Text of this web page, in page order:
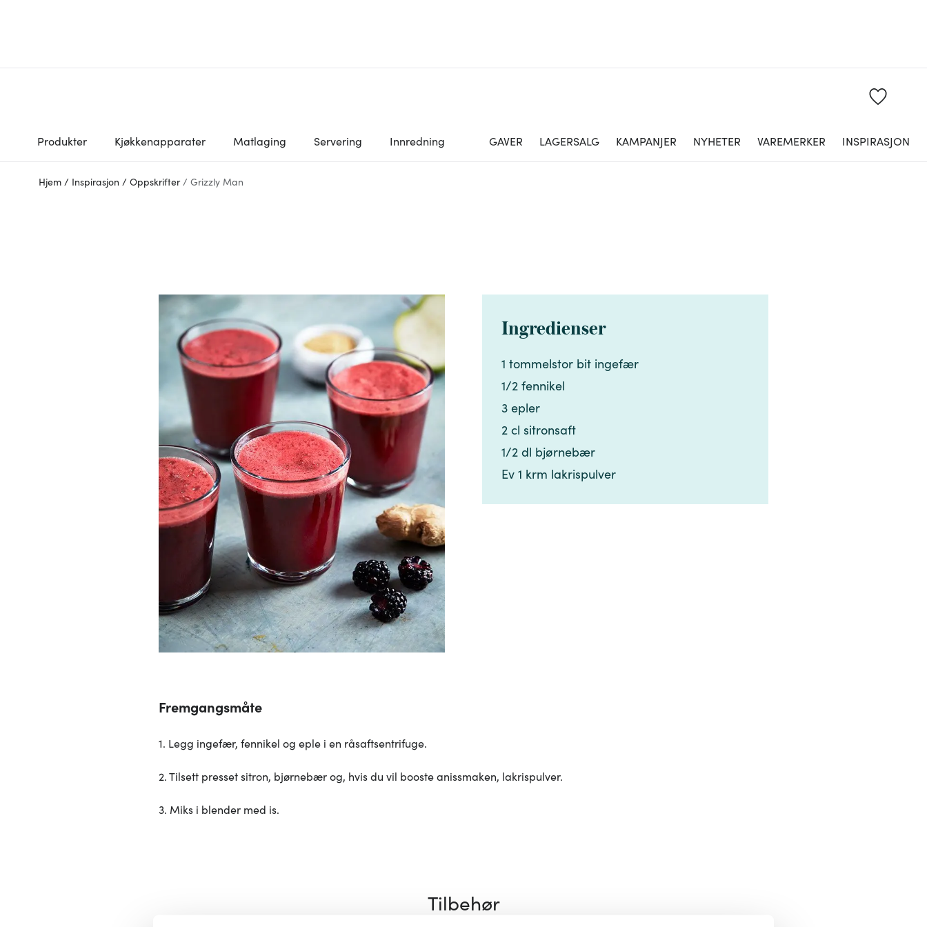
Produkter Kjøkkenapparater Matlaging Servering Innredning GAVER LAGERSALG KAMPANJER NYHETER VAREMERKER INSPIRASJON
Hjem / Inspirasjon / Oppskrifter / Grizzly Man
Ingredienser
1 tommelstor bit ingefær​​​​‌ ‍ ​‍​‍‌‍ ‌ ​‍‌‍‍‌‌‍‌ ‌‍‍‌‌‍ ‍​‍​‍​ ‍‍​‍​‍‌ ​ ‌‍​‌‌‍ ‍‌‍‍‌‌ ‌​‌ ‍‌​‍ ‍‌‍‍‌‌‍ ​‍​‍​‍ ​​‍​‍‌‍‍​‌ ​‍‌‍‌‌‌‍‌‍​‍​‍​ ‍‍​‍​‍‌‍‍​‌ ‌​‌ ‌​‌ ​​‌ ​ ​ ‍‍​‍ ​‍ ‌‍​ ‌‍ ‌‌ ​ ​‍ ‍‌‍​ ‌‍‌‌‌ ​‍‌ ‌‍‌‍‌‌‌ ​‍‌‍​‌​‍ ‍‌ ​ ‌‍‌‌​‍ ‌ ​​‌ ​‍‌‍ ‌‍‌​‌ ‌‌‌‍​ ‌ ‌​‌‍‍‌‌‍ ‌‍ ‍​‍ ‌‍‍‌‌‍ ‍‌ ‌​‌‍‌‌‌‍ ‍‌ ‌​​‍ ‌‍‌‌‌‍‌​‌‍‍‌‌ ‌​​‍ ‌‍ ‌‌‍ ‌‍‌​‌‍‌‌​ ‌‌ ​​‌ ​‍‌‍‌‌‌ ​ ‌‍‌‌‌‍ ‍‌ ‌​‌‍​‌‌ ‌​‌‍‍‌‌‍ ‌‍ ‍​ ‍ ‌‍‍‌‌‍‌​​ ‌‌‍‍‌​ ​‌​ ‍​‌‍ ‍​‍ ‍​ ‌​​ ​‌‌‍​ ‌‍​ ‌‍‌‌‌‍‌​‌‍‌​‌‍​‌​‍ ‌​ ‍​​ ​‌‌‍​‍‌‍​‍​‍ ‌​ ‌​‌‍​ ​ ‍‌‌‍‌‌​‍ ‌‌‍​‍‌‍‌‍​ ​ ​ ‍​​‍ ‌​ ​‌‌‍​‌​ ‌‍​ ​‌‌‍‌​​ ‌‍‌‍‌​​ ​‍​ ‌‍‌‍‌‍​ ​ ‌‍​‌​‍ ‍‌‍ ‍‌‍ ​ ‍ ‌ ‌​‌ ‍‌‌ ​​‌‍‌‌​ ‌‌ ​​‌‍​‌‌‍‌ ‌‍‌‌​ ‍ ‌ ​​‌‍​‌‌ ‌​‌‍‍​​ ‌‌‍​‍‌‍ ​‌‍ ‌‍​ ‌‍‍ ‌ ​ ​‍‌‌​ ‌‌‌​​‍‌‌ ‌‍‍ ‌‍‌‌‌ ‍‌​‍‌‌​ ​ ‌​‌​​‍‌‌​ ​ ‌​‌​​‍‌‌​ ​‍​ ​‍‌‍​‌‌‍‌‌​ ​‍​ ‌​​ ‌‌​ ‍‌​ ​​‌‍​ ​‍ ‌‌‍‌​​ ​‌​ ‍​​ ​‍​‍ ‌​ ‌​​ ‍​​ ​ ​ ‍​​‍ ‌​ ‍​​ ‌‌​ ‌‌​ ​‌​‍ ‌​ ​ ​ ​‌​ ‍​​ ‍​​ ‍​​ ​ ‌‍​ ​ ‌‍​ ​ ​ ‌‍‌‍​ ‌‍‌​​‍‌‌​ ​‍​ ​‍​‍‌‌​ ‌‌‌​‌​​‍ ‍‌‍​ ‌‍ ‌‍ ​‌ ‌‌‌‍ ‌‌‍ ‍‌ ​ ​‍‌‌​ ‌‌‌​​‍‌‌ ‌‍‍ ‌‍‌‌‌ ‍‌​‍‌‌​ ​ ‌​‌​​‍‌‌​ ​ ‌​‌​​‍‌‌​ ​‍​ ​‍‌‍‌‍​ ​​‌‍‌‍​ ​ ‌‍‌‌​ ​‌​ ‌‌​ ‌‌​ ‍‌​ ​‍​ ‌‍‌‍‌‌​‍‌‌​ ​‍​ ​‍​‍‌‌​ ‌‌‌​‌​​‍ ‍‌‍‍‌‌ ‌​‌‍‌‌‌‍ ‌‌ ​ ​‍‌‌​ ‌‌‌​​‍​ ​​​‍‌‌​ ‌‌‌​‌​​ ‌‍​‍‌‍​‌‌ ​ ‌‍‌‌‌‌‌‌‌ ​‍‌‍ ​​ ‌‌‍‍​‌ ‌​‌ ‌​‌ ​​‌ ​ ​‍‌‌​ ​ ‌​​‌​‍‌‌​ ​‍‌​‌‍​‍‌‌​ ​‍‌​‌‍‌‍​ ‌‍ ‌‌ ​ ​‍ ‍‌‍​ ‌‍‌‌‌ ​‍‌ ‌‍‌‍‌‌‌ ​‍‌‍​‌​‍ ‍‌ ​ ‌‍‌‌​‍‌‍‌‍‍‌‌‍‌​​ ‌‌‍‍‌​ ​‌​ ‍​‌‍ ‍​‍ ‍​ ‌​​ ​‌‌‍​ ‌‍​ ‌‍‌‌‌‍‌​‌‍‌​‌‍​‌​‍ ‌​ ‍​​ ​‌‌‍​‍‌‍​‍​‍ ‌​ ‌​‌‍​ ​ ‍‌‌‍‌‌​‍ ‌‌‍​‍‌‍‌‍​ ​ ​ ‍​​‍ ‌​ ​‌‌‍​‌​ ‌‍​ ​‌‌‍‌​​ ‌‍‌‍‌​​ ​‍​ ‌‍‌‍‌‍​ ​ ‌‍​‌​‍ ‍‌‍ ‍‌‍ ​‍‌‍‌ ‌​‌ ‍‌‌ ​​‌‍‌‌​ ‌‌ ​​‌‍​‌‌‍‌ ‌‍‌‌​‍‌‍‌ ​​‌‍​‌‌ ‌​‌‍‍​​ ‌‌‍​‍‌‍ ​‌‍ ‌‍​ ‌‍‍ ‌ ​ ​‍‌‌​ ‌‌‌​​‍‌‌ ‌‍‍ ‌‍‌‌‌ ‍‌​‍‌‌​ ​ ‌​‌​​‍‌‌​ ​ ‌​‌​​‍‌‌​ ​‍​ ​‍‌‍​‌‌‍‌‌​ ​‍​ ‌​​ ‌‌​ ‍‌​ ​​‌‍​ ​‍ ‌‌‍‌​​ ​‌​ ‍​​ ​‍​‍ ‌​ ‌​​ ‍​​ ​ ​ ‍​​‍ ‌​ ‍​​ ‌‌​ ‌‌​ ​‌​‍ ‌​ ​ ​ ​‌​ ‍​​ ‍​​ ‍​​ ​ ‌‍​ ​ ‌‍​ ​ ​ ‌‍‌‍​ ‌‍‌​​‍‌‌​ ​‍​ ​‍​‍‌‌​ ‌‌‌​‌​​‍ ‍‌‍​ ‌‍ ‌‍ ​‌ ‌‌‌‍ ‌‌‍ ‍‌ ​ ​‍‌‌​ ‌‌‌​​‍‌‌ ‌‍‍ ‌‍‌‌‌ ‍‌​‍‌‌​ ​ ‌​‌​​‍‌‌​ ​ ‌​‌​​‍‌‌​ ​‍​ ​‍‌‍‌‍​ ​​‌‍‌‍​ ​ ‌‍‌‌​ ​‌​ ‌‌​ ‌‌​ ‍‌​ ​‍​ ‌‍‌‍‌‌​‍‌‌​ ​‍​ ​‍​‍‌‌​ ‌‌‌​‌​​‍ ‍‌‍‍‌‌ ‌​‌‍‌‌‌‍ ‌‌ ​ ​‍‌‌​ ‌‌‌​​‍​ ​​​‍‌‌​ ‌‌‌​‌​​‍‌‍‌ ‌ ‌‍ ‌ ​‍‌‍‍ ‌ ​ ‌ ​​‌‍​‌‌‍​ ‌‍‌‌​ ‌‌ ​​‌ ​‍‌‍ ‌‍‌​‌ ‌‌‌‍​ ‌ ‌​‌‍‍‌‌‍ ‌‍ ‍​‍‌‍‌ ​​‌‍‌‌‌ ​‍‌ ​ ‌ ​​‌‍‌‌‌‍​ ‌ ‌​‌‍‍‌‌ ‌‍‌‍‌‌​ ‌‌ ​​‌ ‌‌‌‍​‍‌‍ ​‌‍‍‌‌ ​ ‌‍‍​‌‍‌‌‌‍‌​​‍​‍‌ ‌
1/2 fennikel​​​​‌ ‍ ​‍​‍‌‍ ‌ ​‍‌‍‍‌‌‍‌ ‌‍‍‌‌‍ ‍​‍​‍​ ‍‍​‍​‍‌ ​ ‌‍​‌‌‍ ‍‌‍‍‌‌ ‌​‌ ‍‌​‍ ‍‌‍‍‌‌‍ ​‍​‍​‍ ​​‍​‍‌‍‍​‌ ​‍‌‍‌‌‌‍‌‍​‍​‍​ ‍‍​‍​‍‌‍‍​‌ ‌​‌ ‌​‌ ​​‌ ​ ​ ‍‍​‍ ​‍ ‌‍​ ‌‍ ‌‌ ​ ​‍ ‍‌‍​ ‌‍‌‌‌ ​‍‌ ‌‍‌‍‌‌‌ ​‍‌‍​‌​‍ ‍‌ ​ ‌‍‌‌​‍ ‌ ​​‌ ​‍‌‍ ‌‍‌​‌ ‌‌‌‍​ ‌ ‌​‌‍‍‌‌‍ ‌‍ ‍​‍ ‌‍‍‌‌‍ ‍‌ ‌​‌‍‌‌‌‍ ‍‌ ‌​​‍ ‌‍‌‌‌‍‌​‌‍‍‌‌ ‌​​‍ ‌‍ ‌‌‍ ‌‍‌​‌‍‌‌​ ‌‌ ​​‌ ​‍‌‍‌‌‌ ​ ‌‍‌‌‌‍ ‍‌ ‌​‌‍​‌‌ ‌​‌‍‍‌‌‍ ‌‍ ‍​ ‍ ‌‍‍‌‌‍‌​​ ‌‌‍‍‌​ ​‌​ ‍​‌‍ ‍​‍ ‍​ ‌​​ ​‌‌‍​ ‌‍​ ‌‍‌‌‌‍‌​‌‍‌​‌‍​‌​‍ ‌​ ‍​​ ​‌‌‍​‍‌‍​‍​‍ ‌​ ‌​‌‍​ ​ ‍‌‌‍‌‌​‍ ‌‌‍​‍‌‍‌‍​ ​ ​ ‍​​‍ ‌​ ​‌‌‍​‌​ ‌‍​ ​‌‌‍‌​​ ‌‍‌‍‌​​ ​‍​ ‌‍‌‍‌‍​ ​ ‌‍​‌​‍ ‍‌‍ ‍‌‍ ​ ‍ ‌ ‌​‌ ‍‌‌ ​​‌‍‌‌​ ‌‌ ​​‌‍​‌‌‍‌ ‌‍‌‌​ ‍ ‌ ​​‌‍​‌‌ ‌​‌‍‍​​ ‌‌‍​‍‌‍ ​‌‍ ‌‍​ ‌‍‍ ‌ ​ ​‍‌‌​ ‌‌‌​​‍‌‌ ‌‍‍ ‌‍‌‌‌ ‍‌​‍‌‌​ ​ ‌​‌​​‍‌‌​ ​ ‌​‌​​‍‌‌​ ​‍​ ​‍‌‍​‌‌‍‌‌​ ​‍​ ‌​​ ‌‌​ ‍‌​ ​​‌‍​ ​‍ ‌‌‍‌​​ ​‌​ ‍​​ ​‍​‍ ‌​ ‌​​ ‍​​ ​ ​ ‍​​‍ ‌​ ‍​​ ‌‌​ ‌‌​ ​‌​‍ ‌​ ​ ​ ​‌​ ‍​​ ‍​​ ‍​​ ​ ‌‍​ ​ ‌‍​ ​ ​ ‌‍‌‍​ ‌‍‌​​‍‌‌​ ​‍​ ​‍​‍‌‌​ ‌‌‌​‌​​‍ ‍‌‍​ ‌‍ ‌‍ ​‌ ‌‌‌‍ ‌‌‍ ‍‌ ​ ​‍‌‌​ ‌‌‌​​‍‌‌ ‌‍‍ ‌‍‌‌‌ ‍‌​‍‌‌​ ​ ‌​‌​​‍‌‌​ ​ ‌​‌​​‍‌‌​ ​‍​ ​‍‌‍‌‍​ ​​‌‍‌‍​ ​ ‌‍‌‌​ ​‌​ ‌‌​ ‌‌​ ‍‌​ ​‍​ ‌‍‌‍‌‌​‍‌‌​ ​‍​ ​‍​‍‌‌​ ‌‌‌​‌​​‍ ‍‌‍‍‌‌ ‌​‌‍‌‌‌‍ ‌‌ ​ ​‍‌‌​ ‌‌‌​​‍​ ​‌​‍‌‌​ ‌‌‌​‌​​ ‌‍​‍‌‍​‌‌ ​ ‌‍‌‌‌‌‌‌‌ ​‍‌‍ ​​ ‌‌‍‍​‌ ‌​‌ ‌​‌ ​​‌ ​ ​‍‌‌​ ​ ‌​​‌​‍‌‌​ ​‍‌​‌‍​‍‌‌​ ​‍‌​‌‍‌‍​ ‌‍ ‌‌ ​ ​‍ ‍‌‍​ ‌‍‌‌‌ ​‍‌ ‌‍‌‍‌‌‌ ​‍‌‍​‌​‍ ‍‌ ​ ‌‍‌‌​‍‌‍‌‍‍‌‌‍‌​​ ‌‌‍‍‌​ ​‌​ ‍​‌‍ ‍​‍ ‍​ ‌​​ ​‌‌‍​ ‌‍​ ‌‍‌‌‌‍‌​‌‍‌​‌‍​‌​‍ ‌​ ‍​​ ​‌‌‍​‍‌‍​‍​‍ ‌​ ‌​‌‍​ ​ ‍‌‌‍‌‌​‍ ‌‌‍​‍‌‍‌‍​ ​ ​ ‍​​‍ ‌​ ​‌‌‍​‌​ ‌‍​ ​‌‌‍‌​​ ‌‍‌‍‌​​ ​‍​ ‌‍‌‍‌‍​ ​ ‌‍​‌​‍ ‍‌‍ ‍‌‍ ​‍‌‍‌ ‌​‌ ‍‌‌ ​​‌‍‌‌​ ‌‌ ​​‌‍​‌‌‍‌ ‌‍‌‌​‍‌‍‌ ​​‌‍​‌‌ ‌​‌‍‍​​ ‌‌‍​‍‌‍ ​‌‍ ‌‍​ ‌‍‍ ‌ ​ ​‍‌‌​ ‌‌‌​​‍‌‌ ‌‍‍ ‌‍‌‌‌ ‍‌​‍‌‌​ ​ ‌​‌​​‍‌‌​ ​ ‌​‌​​‍‌‌​ ​‍​ ​‍‌‍​‌‌‍‌‌​ ​‍​ ‌​​ ‌‌​ ‍‌​ ​​‌‍​ ​‍ ‌‌‍‌​​ ​‌​ ‍​​ ​‍​‍ ‌​ ‌​​ ‍​​ ​ ​ ‍​​‍ ‌​ ‍​​ ‌‌​ ‌‌​ ​‌​‍ ‌​ ​ ​ ​‌​ ‍​​ ‍​​ ‍​​ ​ ‌‍​ ​ ‌‍​ ​ ​ ‌‍‌‍​ ‌‍‌​​‍‌‌​ ​‍​ ​‍​‍‌‌​ ‌‌‌​‌​​‍ ‍‌‍​ ‌‍ ‌‍ ​‌ ‌‌‌‍ ‌‌‍ ‍‌ ​ ​‍‌‌​ ‌‌‌​​‍‌‌ ‌‍‍ ‌‍‌‌‌ ‍‌​‍‌‌​ ​ ‌​‌​​‍‌‌​ ​ ‌​‌​​‍‌‌​ ​‍​ ​‍‌‍‌‍​ ​​‌‍‌‍​ ​ ‌‍‌‌​ ​‌​ ‌‌​ ‌‌​ ‍‌​ ​‍​ ‌‍‌‍‌‌​‍‌‌​ ​‍​ ​‍​‍‌‌​ ‌‌‌​‌​​‍ ‍‌‍‍‌‌ ‌​‌‍‌‌‌‍ ‌‌ ​ ​‍‌‌​ ‌‌‌​​‍​ ​‌​‍‌‌​ ‌‌‌​‌​​‍‌‍‌ ‌ ‌‍ ‌ ​‍‌‍‍ ‌ ​ ‌ ​​‌‍​‌‌‍​ ‌‍‌‌​ ‌‌ ​​‌ ​‍‌‍ ‌‍‌​‌ ‌‌‌‍​ ‌ ‌​‌‍‍‌‌‍ ‌‍ ‍​‍‌‍‌ ​​‌‍‌‌‌ ​‍‌ ​ ‌ ​​‌‍‌‌‌‍​ ‌ ‌​‌‍‍‌‌ ‌‍‌‍‌‌​ ‌‌ ​​‌ ‌‌‌‍​‍‌‍ ​‌‍‍‌‌ ​ ‌‍‍​‌‍‌‌‌‍‌​​‍​‍‌ ‌
3 epler​​​​‌ ‍ ​‍​‍‌‍ ‌ ​‍‌‍‍‌‌‍‌ ‌‍‍‌‌‍ ‍​‍​‍​ ‍‍​‍​‍‌ ​ ‌‍​‌‌‍ ‍‌‍‍‌‌ ‌​‌ ‍‌​‍ ‍‌‍‍‌‌‍ ​‍​‍​‍ ​​‍​‍‌‍‍​‌ ​‍‌‍‌‌‌‍‌‍​‍​‍​ ‍‍​‍​‍‌‍‍​‌ ‌​‌ ‌​‌ ​​‌ ​ ​ ‍‍​‍ ​‍ ‌‍​ ‌‍ ‌‌ ​ ​‍ ‍‌‍​ ‌‍‌‌‌ ​‍‌ ‌‍‌‍‌‌‌ ​‍‌‍​‌​‍ ‍‌ ​ ‌‍‌‌​‍ ‌ ​​‌ ​‍‌‍ ‌‍‌​‌ ‌‌‌‍​ ‌ ‌​‌‍‍‌‌‍ ‌‍ ‍​‍ ‌‍‍‌‌‍ ‍‌ ‌​‌‍‌‌‌‍ ‍‌ ‌​​‍ ‌‍‌‌‌‍‌​‌‍‍‌‌ ‌​​‍ ‌‍ ‌‌‍ ‌‍‌​‌‍‌‌​ ‌‌ ​​‌ ​‍‌‍‌‌‌ ​ ‌‍‌‌‌‍ ‍‌ ‌​‌‍​‌‌ ‌​‌‍‍‌‌‍ ‌‍ ‍​ ‍ ‌‍‍‌‌‍‌​​ ‌‌‍‍‌​ ​‌​ ‍​‌‍ ‍​‍ ‍​ ‌​​ ​‌‌‍​ ‌‍​ ‌‍‌‌‌‍‌​‌‍‌​‌‍​‌​‍ ‌​ ‍​​ ​‌‌‍​‍‌‍​‍​‍ ‌​ ‌​‌‍​ ​ ‍‌‌‍‌‌​‍ ‌‌‍​‍‌‍‌‍​ ​ ​ ‍​​‍ ‌​ ​‌‌‍​‌​ ‌‍​ ​‌‌‍‌​​ ‌‍‌‍‌​​ ​‍​ ‌‍‌‍‌‍​ ​ ‌‍​‌​‍ ‍‌‍ ‍‌‍ ​ ‍ ‌ ‌​‌ ‍‌‌ ​​‌‍‌‌​ ‌‌ ​​‌‍​‌‌‍‌ ‌‍‌‌​ ‍ ‌ ​​‌‍​‌‌ ‌​‌‍‍​​ ‌‌‍​‍‌‍ ​‌‍ ‌‍​ ‌‍‍ ‌ ​ ​‍‌‌​ ‌‌‌​​‍‌‌ ‌‍‍ ‌‍‌‌‌ ‍‌​‍‌‌​ ​ ‌​‌​​‍‌‌​ ​ ‌​‌​​‍‌‌​ ​‍​ ​‍‌‍​‌‌‍‌‌​ ​‍​ ‌​​ ‌‌​ ‍‌​ ​​‌‍​ ​‍ ‌‌‍‌​​ ​‌​ ‍​​ ​‍​‍ ‌​ ‌​​ ‍​​ ​ ​ ‍​​‍ ‌​ ‍​​ ‌‌​ ‌‌​ ​‌​‍ ‌​ ​ ​ ​‌​ ‍​​ ‍​​ ‍​​ ​ ‌‍​ ​ ‌‍​ ​ ​ ‌‍‌‍​ ‌‍‌​​‍‌‌​ ​‍​ ​‍​‍‌‌​ ‌‌‌​‌​​‍ ‍‌‍​ ‌‍ ‌‍ ​‌ ‌‌‌‍ ‌‌‍ ‍‌ ​ ​‍‌‌​ ‌‌‌​​‍‌‌ ‌‍‍ ‌‍‌‌‌ ‍‌​‍‌‌​ ​ ‌​‌​​‍‌‌​ ​ ‌​‌​​‍‌‌​ ​‍​ ​‍‌‍‌‍​ ​​‌‍‌‍​ ​ ‌‍‌‌​ ​‌​ ‌‌​ ‌‌​ ‍‌​ ​‍​ ‌‍‌‍‌‌​‍‌‌​ ​‍​ ​‍​‍‌‌​ ‌‌‌​‌​​‍ ‍‌‍‍‌‌ ‌​‌‍‌‌‌‍ ‌‌ ​ ​‍‌‌​ ‌‌‌​​‍​ ​‍​‍‌‌​ ‌‌‌​‌​​ ‌‍​‍‌‍​‌‌ ​ ‌‍‌‌‌‌‌‌‌ ​‍‌‍ ​​ ‌‌‍‍​‌ ‌​‌ ‌​‌ ​​‌ ​ ​‍‌‌​ ​ ‌​​‌​‍‌‌​ ​‍‌​‌‍​‍‌‌​ ​‍‌​‌‍‌‍​ ‌‍ ‌‌ ​ ​‍ ‍‌‍​ ‌‍‌‌‌ ​‍‌ ‌‍‌‍‌‌‌ ​‍‌‍​‌​‍ ‍‌ ​ ‌‍‌‌​‍‌‍‌‍‍‌‌‍‌​​ ‌‌‍‍‌​ ​‌​ ‍​‌‍ ‍​‍ ‍​ ‌​​ ​‌‌‍​ ‌‍​ ‌‍‌‌‌‍‌​‌‍‌​‌‍​‌​‍ ‌​ ‍​​ ​‌‌‍​‍‌‍​‍​‍ ‌​ ‌​‌‍​ ​ ‍‌‌‍‌‌​‍ ‌‌‍​‍‌‍‌‍​ ​ ​ ‍​​‍ ‌​ ​‌‌‍​‌​ ‌‍​ ​‌‌‍‌​​ ‌‍‌‍‌​​ ​‍​ ‌‍‌‍‌‍​ ​ ‌‍​‌​‍ ‍‌‍ ‍‌‍ ​‍‌‍‌ ‌​‌ ‍‌‌ ​​‌‍‌‌​ ‌‌ ​​‌‍​‌‌‍‌ ‌‍‌‌​‍‌‍‌ ​​‌‍​‌‌ ‌​‌‍‍​​ ‌‌‍​‍‌‍ ​‌‍ ‌‍​ ‌‍‍ ‌ ​ ​‍‌‌​ ‌‌‌​​‍‌‌ ‌‍‍ ‌‍‌‌‌ ‍‌​‍‌‌​ ​ ‌​‌​​‍‌‌​ ​ ‌​‌​​‍‌‌​ ​‍​ ​‍‌‍​‌‌‍‌‌​ ​‍​ ‌​​ ‌‌​ ‍‌​ ​​‌‍​ ​‍ ‌‌‍‌​​ ​‌​ ‍​​ ​‍​‍ ‌​ ‌​​ ‍​​ ​ ​ ‍​​‍ ‌​ ‍​​ ‌‌​ ‌‌​ ​‌​‍ ‌​ ​ ​ ​‌​ ‍​​ ‍​​ ‍​​ ​ ‌‍​ ​ ‌‍​ ​ ​ ‌‍‌‍​ ‌‍‌​​‍‌‌​ ​‍​ ​‍​‍‌‌​ ‌‌‌​‌​​‍ ‍‌‍​ ‌‍ ‌‍ ​‌ ‌‌‌‍ ‌‌‍ ‍‌ ​ ​‍‌‌​ ‌‌‌​​‍‌‌ ‌‍‍ ‌‍‌‌‌ ‍‌​‍‌‌​ ​ ‌​‌​​‍‌‌​ ​ ‌​‌​​‍‌‌​ ​‍​ ​‍‌‍‌‍​ ​​‌‍‌‍​ ​ ‌‍‌‌​ ​‌​ ‌‌​ ‌‌​ ‍‌​ ​‍​ ‌‍‌‍‌‌​‍‌‌​ ​‍​ ​‍​‍‌‌​ ‌‌‌​‌​​‍ ‍‌‍‍‌‌ ‌​‌‍‌‌‌‍ ‌‌ ​ ​‍‌‌​ ‌‌‌​​‍​ ​‍​‍‌‌​ ‌‌‌​‌​​‍‌‍‌ ‌ ‌‍ ‌ ​‍‌‍‍ ‌ ​ ‌ ​​‌‍​‌‌‍​ ‌‍‌‌​ ‌‌ ​​‌ ​‍‌‍ ‌‍‌​‌ ‌‌‌‍​ ‌ ‌​‌‍‍‌‌‍ ‌‍ ‍​‍‌‍‌ ​​‌‍‌‌‌ ​‍‌ ​ ‌ ​​‌‍‌‌‌‍​ ‌ ‌​‌‍‍‌‌ ‌‍‌‍‌‌​ ‌‌ ​​‌ ‌‌‌‍​‍‌‍ ​‌‍‍‌‌ ​ ‌‍‍​‌‍‌‌‌‍‌​​‍​‍‌ ‌
2 cl sitronsaft​​​​‌ ‍ ​‍​‍‌‍ ‌ ​‍‌‍‍‌‌‍‌ ‌‍‍‌‌‍ ‍​‍​‍​ ‍‍​‍​‍‌ ​ ‌‍​‌‌‍ ‍‌‍‍‌‌ ‌​‌ ‍‌​‍ ‍‌‍‍‌‌‍ ​‍​‍​‍ ​​‍​‍‌‍‍​‌ ​‍‌‍‌‌‌‍‌‍​‍​‍​ ‍‍​‍​‍‌‍‍​‌ ‌​‌ ‌​‌ ​​‌ ​ ​ ‍‍​‍ ​‍ ‌‍​ ‌‍ ‌‌ ​ ​‍ ‍‌‍​ ‌‍‌‌‌ ​‍‌ ‌‍‌‍‌‌‌ ​‍‌‍​‌​‍ ‍‌ ​ ‌‍‌‌​‍ ‌ ​​‌ ​‍‌‍ ‌‍‌​‌ ‌‌‌‍​ ‌ ‌​‌‍‍‌‌‍ ‌‍ ‍​‍ ‌‍‍‌‌‍ ‍‌ ‌​‌‍‌‌‌‍ ‍‌ ‌​​‍ ‌‍‌‌‌‍‌​‌‍‍‌‌ ‌​​‍ ‌‍ ‌‌‍ ‌‍‌​‌‍‌‌​ ‌‌ ​​‌ ​‍‌‍‌‌‌ ​ ‌‍‌‌‌‍ ‍‌ ‌​‌‍​‌‌ ‌​‌‍‍‌‌‍ ‌‍ ‍​ ‍ ‌‍‍‌‌‍‌​​ ‌‌‍‍‌​ ​‌​ ‍​‌‍ ‍​‍ ‍​ ‌​​ ​‌‌‍​ ‌‍​ ‌‍‌‌‌‍‌​‌‍‌​‌‍​‌​‍ ‌​ ‍​​ ​‌‌‍​‍‌‍​‍​‍ ‌​ ‌​‌‍​ ​ ‍‌‌‍‌‌​‍ ‌‌‍​‍‌‍‌‍​ ​ ​ ‍​​‍ ‌​ ​‌‌‍​‌​ ‌‍​ ​‌‌‍‌​​ ‌‍‌‍‌​​ ​‍​ ‌‍‌‍‌‍​ ​ ‌‍​‌​‍ ‍‌‍ ‍‌‍ ​ ‍ ‌ ‌​‌ ‍‌‌ ​​‌‍‌‌​ ‌‌ ​​‌‍​‌‌‍‌ ‌‍‌‌​ ‍ ‌ ​​‌‍​‌‌ ‌​‌‍‍​​ ‌‌‍​‍‌‍ ​‌‍ ‌‍​ ‌‍‍ ‌ ​ ​‍‌‌​ ‌‌‌​​‍‌‌ ‌‍‍ ‌‍‌‌‌ ‍‌​‍‌‌​ ​ ‌​‌​​‍‌‌​ ​ ‌​‌​​‍‌‌​ ​‍​ ​‍‌‍​‌‌‍‌‌​ ​‍​ ‌​​ ‌‌​ ‍‌​ ​​‌‍​ ​‍ ‌‌‍‌​​ ​‌​ ‍​​ ​‍​‍ ‌​ ‌​​ ‍​​ ​ ​ ‍​​‍ ‌​ ‍​​ ‌‌​ ‌‌​ ​‌​‍ ‌​ ​ ​ ​‌​ ‍​​ ‍​​ ‍​​ ​ ‌‍​ ​ ‌‍​ ​ ​ ‌‍‌‍​ ‌‍‌​​‍‌‌​ ​‍​ ​‍​‍‌‌​ ‌‌‌​‌​​‍ ‍‌‍​ ‌‍ ‌‍ ​‌ ‌‌‌‍ ‌‌‍ ‍‌ ​ ​‍‌‌​ ‌‌‌​​‍‌‌ ‌‍‍ ‌‍‌‌‌ ‍‌​‍‌‌​ ​ ‌​‌​​‍‌‌​ ​ ‌​‌​​‍‌‌​ ​‍​ ​‍‌‍‌‍​ ​​‌‍‌‍​ ​ ‌‍‌‌​ ​‌​ ‌‌​ ‌‌​ ‍‌​ ​‍​ ‌‍‌‍‌‌​‍‌‌​ ​‍​ ​‍​‍‌‌​ ‌‌‌​‌​​‍ ‍‌‍‍‌‌ ‌​‌‍‌‌‌‍ ‌‌ ​ ​‍‌‌​ ‌‌‌​​‍​ ​ ​‍‌‌​ ‌‌‌​‌​​ ‌‍​‍‌‍​‌‌ ​ ‌‍‌‌‌‌‌‌‌ ​‍‌‍ ​​ ‌‌‍‍​‌ ‌​‌ ‌​‌ ​​‌ ​ ​‍‌‌​ ​ ‌​​‌​‍‌‌​ ​‍‌​‌‍​‍‌‌​ ​‍‌​‌‍‌‍​ ‌‍ ‌‌ ​ ​‍ ‍‌‍​ ‌‍‌‌‌ ​‍‌ ‌‍‌‍‌‌‌ ​‍‌‍​‌​‍ ‍‌ ​ ‌‍‌‌​‍‌‍‌‍‍‌‌‍‌​​ ‌‌‍‍‌​ ​‌​ ‍​‌‍ ‍​‍ ‍​ ‌​​ ​‌‌‍​ ‌‍​ ‌‍‌‌‌‍‌​‌‍‌​‌‍​‌​‍ ‌​ ‍​​ ​‌‌‍​‍‌‍​‍​‍ ‌​ ‌​‌‍​ ​ ‍‌‌‍‌‌​‍ ‌‌‍​‍‌‍‌‍​ ​ ​ ‍​​‍ ‌​ ​‌‌‍​‌​ ‌‍​ ​‌‌‍‌​​ ‌‍‌‍‌​​ ​‍​ ‌‍‌‍‌‍​ ​ ‌‍​‌​‍ ‍‌‍ ‍‌‍ ​‍‌‍‌ ‌​‌ ‍‌‌ ​​‌‍‌‌​ ‌‌ ​​‌‍​‌‌‍‌ ‌‍‌‌​‍‌‍‌ ​​‌‍​‌‌ ‌​‌‍‍​​ ‌‌‍​‍‌‍ ​‌‍ ‌‍​ ‌‍‍ ‌ ​ ​‍‌‌​ ‌‌‌​​‍‌‌ ‌‍‍ ‌‍‌‌‌ ‍‌​‍‌‌​ ​ ‌​‌​​‍‌‌​ ​ ‌​‌​​‍‌‌​ ​‍​ ​‍‌‍​‌‌‍‌‌​ ​‍​ ‌​​ ‌‌​ ‍‌​ ​​‌‍​ ​‍ ‌‌‍‌​​ ​‌​ ‍​​ ​‍​‍ ‌​ ‌​​ ‍​​ ​ ​ ‍​​‍ ‌​ ‍​​ ‌‌​ ‌‌​ ​‌​‍ ‌​ ​ ​ ​‌​ ‍​​ ‍​​ ‍​​ ​ ‌‍​ ​ ‌‍​ ​ ​ ‌‍‌‍​ ‌‍‌​​‍‌‌​ ​‍​ ​‍​‍‌‌​ ‌‌‌​‌​​‍ ‍‌‍​ ‌‍ ‌‍ ​‌ ‌‌‌‍ ‌‌‍ ‍‌ ​ ​‍‌‌​ ‌‌‌​​‍‌‌ ‌‍‍ ‌‍‌‌‌ ‍‌​‍‌‌​ ​ ‌​‌​​‍‌‌​ ​ ‌​‌​​‍‌‌​ ​‍​ ​‍‌‍‌‍​ ​​‌‍‌‍​ ​ ‌‍‌‌​ ​‌​ ‌‌​ ‌‌​ ‍‌​ ​‍​ ‌‍‌‍‌‌​‍‌‌​ ​‍​ ​‍​‍‌‌​ ‌‌‌​‌​​‍ ‍‌‍‍‌‌ ‌​‌‍‌‌‌‍ ‌‌ ​ ​‍‌‌​ ‌‌‌​​‍​ ​ ​‍‌‌​ ‌‌‌​‌​​‍‌‍‌ ‌ ‌‍ ‌ ​‍‌‍‍ ‌ ​ ‌ ​​‌‍​‌‌‍​ ‌‍‌‌​ ‌‌ ​​‌ ​‍‌‍ ‌‍‌​‌ ‌‌‌‍​ ‌ ‌​‌‍‍‌‌‍ ‌‍ ‍​‍‌‍‌ ​​‌‍‌‌‌ ​‍‌ ​ ‌ ​​‌‍‌‌‌‍​ ‌ ‌​‌‍‍‌‌ ‌‍‌‍‌‌​ ‌‌ ​​‌ ‌‌‌‍​‍‌‍ ​‌‍‍‌‌ ​ ‌‍‍​‌‍‌‌‌‍‌​​‍​‍‌ ‌
1/2 dl bjørnebær​​​​‌ ‍ ​‍​‍‌‍ ‌ ​‍‌‍‍‌‌‍‌ ‌‍‍‌‌‍ ‍​‍​‍​ ‍‍​‍​‍‌ ​ ‌‍​‌‌‍ ‍‌‍‍‌‌ ‌​‌ ‍‌​‍ ‍‌‍‍‌‌‍ ​‍​‍​‍ ​​‍​‍‌‍‍​‌ ​‍‌‍‌‌‌‍‌‍​‍​‍​ ‍‍​‍​‍‌‍‍​‌ ‌​‌ ‌​‌ ​​‌ ​ ​ ‍‍​‍ ​‍ ‌‍​ ‌‍ ‌‌ ​ ​‍ ‍‌‍​ ‌‍‌‌‌ ​‍‌ ‌‍‌‍‌‌‌ ​‍‌‍​‌​‍ ‍‌ ​ ‌‍‌‌​‍ ‌ ​​‌ ​‍‌‍ ‌‍‌​‌ ‌‌‌‍​ ‌ ‌​‌‍‍‌‌‍ ‌‍ ‍​‍ ‌‍‍‌‌‍ ‍‌ ‌​‌‍‌‌‌‍ ‍‌ ‌​​‍ ‌‍‌‌‌‍‌​‌‍‍‌‌ ‌​​‍ ‌‍ ‌‌‍ ‌‍‌​‌‍‌‌​ ‌‌ ​​‌ ​‍‌‍‌‌‌ ​ ‌‍‌‌‌‍ ‍‌ ‌​‌‍​‌‌ ‌​‌‍‍‌‌‍ ‌‍ ‍​ ‍ ‌‍‍‌‌‍‌​​ ‌‌‍‍‌​ ​‌​ ‍​‌‍ ‍​‍ ‍​ ‌​​ ​‌‌‍​ ‌‍​ ‌‍‌‌‌‍‌​‌‍‌​‌‍​‌​‍ ‌​ ‍​​ ​‌‌‍​‍‌‍​‍​‍ ‌​ ‌​‌‍​ ​ ‍‌‌‍‌‌​‍ ‌‌‍​‍‌‍‌‍​ ​ ​ ‍​​‍ ‌​ ​‌‌‍​‌​ ‌‍​ ​‌‌‍‌​​ ‌‍‌‍‌​​ ​‍​ ‌‍‌‍‌‍​ ​ ‌‍​‌​‍ ‍‌‍ ‍‌‍ ​ ‍ ‌ ‌​‌ ‍‌‌ ​​‌‍‌‌​ ‌‌ ​​‌‍​‌‌‍‌ ‌‍‌‌​ ‍ ‌ ​​‌‍​‌‌ ‌​‌‍‍​​ ‌‌‍​‍‌‍ ​‌‍ ‌‍​ ‌‍‍ ‌ ​ ​‍‌‌​ ‌‌‌​​‍‌‌ ‌‍‍ ‌‍‌‌‌ ‍‌​‍‌‌​ ​ ‌​‌​​‍‌‌​ ​ ‌​‌​​‍‌‌​ ​‍​ ​‍‌‍​‌‌‍‌‌​ ​‍​ ‌​​ ‌‌​ ‍‌​ ​​‌‍​ ​‍ ‌‌‍‌​​ ​‌​ ‍​​ ​‍​‍ ‌​ ‌​​ ‍​​ ​ ​ ‍​​‍ ‌​ ‍​​ ‌‌​ ‌‌​ ​‌​‍ ‌​ ​ ​ ​‌​ ‍​​ ‍​​ ‍​​ ​ ‌‍​ ​ ‌‍​ ​ ​ ‌‍‌‍​ ‌‍‌​​‍‌‌​ ​‍​ ​‍​‍‌‌​ ‌‌‌​‌​​‍ ‍‌‍​ ‌‍ ‌‍ ​‌ ‌‌‌‍ ‌‌‍ ‍‌ ​ ​‍‌‌​ ‌‌‌​​‍‌‌ ‌‍‍ ‌‍‌‌‌ ‍‌​‍‌‌​ ​ ‌​‌​​‍‌‌​ ​ ‌​‌​​‍‌‌​ ​‍​ ​‍‌‍‌‍​ ​​‌‍‌‍​ ​ ‌‍‌‌​ ​‌​ ‌‌​ ‌‌​ ‍‌​ ​‍​ ‌‍‌‍‌‌​‍‌‌​ ​‍​ ​‍​‍‌‌​ ‌‌‌​‌​​‍ ‍‌‍‍‌‌ ‌​‌‍‌‌‌‍ ‌‌ ​ ​‍‌‌​ ‌‌‌​​‍​ ‌​​‍‌‌​ ‌‌‌​‌​​ ‌‍​‍‌‍​‌‌ ​ ‌‍‌‌‌‌‌‌‌ ​‍‌‍ ​​ ‌‌‍‍​‌ ‌​‌ ‌​‌ ​​‌ ​ ​‍‌‌​ ​ ‌​​‌​‍‌‌​ ​‍‌​‌‍​‍‌‌​ ​‍‌​‌‍‌‍​ ‌‍ ‌‌ ​ ​‍ ‍‌‍​ ‌‍‌‌‌ ​‍‌ ‌‍‌‍‌‌‌ ​‍‌‍​‌​‍ ‍‌ ​ ‌‍‌‌​‍‌‍‌‍‍‌‌‍‌​​ ‌‌‍‍‌​ ​‌​ ‍​‌‍ ‍​‍ ‍​ ‌​​ ​‌‌‍​ ‌‍​ ‌‍‌‌‌‍‌​‌‍‌​‌‍​‌​‍ ‌​ ‍​​ ​‌‌‍​‍‌‍​‍​‍ ‌​ ‌​‌‍​ ​ ‍‌‌‍‌‌​‍ ‌‌‍​‍‌‍‌‍​ ​ ​ ‍​​‍ ‌​ ​‌‌‍​‌​ ‌‍​ ​‌‌‍‌​​ ‌‍‌‍‌​​ ​‍​ ‌‍‌‍‌‍​ ​ ‌‍​‌​‍ ‍‌‍ ‍‌‍ ​‍‌‍‌ ‌​‌ ‍‌‌ ​​‌‍‌‌​ ‌‌ ​​‌‍​‌‌‍‌ ‌‍‌‌​‍‌‍‌ ​​‌‍​‌‌ ‌​‌‍‍​​ ‌‌‍​‍‌‍ ​‌‍ ‌‍​ ‌‍‍ ‌ ​ ​‍‌‌​ ‌‌‌​​‍‌‌ ‌‍‍ ‌‍‌‌‌ ‍‌​‍‌‌​ ​ ‌​‌​​‍‌‌​ ​ ‌​‌​​‍‌‌​ ​‍​ ​‍‌‍​‌‌‍‌‌​ ​‍​ ‌​​ ‌‌​ ‍‌​ ​​‌‍​ ​‍ ‌‌‍‌​​ ​‌​ ‍​​ ​‍​‍ ‌​ ‌​​ ‍​​ ​ ​ ‍​​‍ ‌​ ‍​​ ‌‌​ ‌‌​ ​‌​‍ ‌​ ​ ​ ​‌​ ‍​​ ‍​​ ‍​​ ​ ‌‍​ ​ ‌‍​ ​ ​ ‌‍‌‍​ ‌‍‌​​‍‌‌​ ​‍​ ​‍​‍‌‌​ ‌‌‌​‌​​‍ ‍‌‍​ ‌‍ ‌‍ ​‌ ‌‌‌‍ ‌‌‍ ‍‌ ​ ​‍‌‌​ ‌‌‌​​‍‌‌ ‌‍‍ ‌‍‌‌‌ ‍‌​‍‌‌​ ​ ‌​‌​​‍‌‌​ ​ ‌​‌​​‍‌‌​ ​‍​ ​‍‌‍‌‍​ ​​‌‍‌‍​ ​ ‌‍‌‌​ ​‌​ ‌‌​ ‌‌​ ‍‌​ ​‍​ ‌‍‌‍‌‌​‍‌‌​ ​‍​ ​‍​‍‌‌​ ‌‌‌​‌​​‍ ‍‌‍‍‌‌ ‌​‌‍‌‌‌‍ ‌‌ ​ ​‍‌‌​ ‌‌‌​​‍​ ‌​​‍‌‌​ ‌‌‌​‌​​‍‌‍‌ ‌ ‌‍ ‌ ​‍‌‍‍ ‌ ​ ‌ ​​‌‍​‌‌‍​ ‌‍‌‌​ ‌‌ ​​‌ ​‍‌‍ ‌‍‌​‌ ‌‌‌‍​ ‌ ‌​‌‍‍‌‌‍ ‌‍ ‍​‍‌‍‌ ​​‌‍‌‌‌ ​‍‌ ​ ‌ ​​‌‍‌‌‌‍​ ‌ ‌​‌‍‍‌‌ ‌‍‌‍‌‌​ ‌‌ ​​‌ ‌‌‌‍​‍‌‍ ​‌‍‍‌‌ ​ ‌‍‍​‌‍‌‌‌‍‌​​‍​‍‌ ‌
Ev 1 krm lakrispulver​​​​‌ ‍ ​‍​‍‌‍ ‌ ​‍‌‍‍‌‌‍‌ ‌‍‍‌‌‍ ‍​‍​‍​ ‍‍​‍​‍‌ ​ ‌‍​‌‌‍ ‍‌‍‍‌‌ ‌​‌ ‍‌​‍ ‍‌‍‍‌‌‍ ​‍​‍​‍ ​​‍​‍‌‍‍​‌ ​‍‌‍‌‌‌‍‌‍​‍​‍​ ‍‍​‍​‍‌‍‍​‌ ‌​‌ ‌​‌ ​​‌ ​ ​ ‍‍​‍ ​‍ ‌‍​ ‌‍ ‌‌ ​ ​‍ ‍‌‍​ ‌‍‌‌‌ ​‍‌ ‌‍‌‍‌‌‌ ​‍‌‍​‌​‍ ‍‌ ​ ‌‍‌‌​‍ ‌ ​​‌ ​‍‌‍ ‌‍‌​‌ ‌‌‌‍​ ‌ ‌​‌‍‍‌‌‍ ‌‍ ‍​‍ ‌‍‍‌‌‍ ‍‌ ‌​‌‍‌‌‌‍ ‍‌ ‌​​‍ ‌‍‌‌‌‍‌​‌‍‍‌‌ ‌​​‍ ‌‍ ‌‌‍ ‌‍‌​‌‍‌‌​ ‌‌ ​​‌ ​‍‌‍‌‌‌ ​ ‌‍‌‌‌‍ ‍‌ ‌​‌‍​‌‌ ‌​‌‍‍‌‌‍ ‌‍ ‍​ ‍ ‌‍‍‌‌‍‌​​ ‌‌‍‍‌​ ​‌​ ‍​‌‍ ‍​‍ ‍​ ‌​​ ​‌‌‍​ ‌‍​ ‌‍‌‌‌‍‌​‌‍‌​‌‍​‌​‍ ‌​ ‍​​ ​‌‌‍​‍‌‍​‍​‍ ‌​ ‌​‌‍​ ​ ‍‌‌‍‌‌​‍ ‌‌‍​‍‌‍‌‍​ ​ ​ ‍​​‍ ‌​ ​‌‌‍​‌​ ‌‍​ ​‌‌‍‌​​ ‌‍‌‍‌​​ ​‍​ ‌‍‌‍‌‍​ ​ ‌‍​‌​‍ ‍‌‍ ‍‌‍ ​ ‍ ‌ ‌​‌ ‍‌‌ ​​‌‍‌‌​ ‌‌ ​​‌‍​‌‌‍‌ ‌‍‌‌​ ‍ ‌ ​​‌‍​‌‌ ‌​‌‍‍​​ ‌‌‍​‍‌‍ ​‌‍ ‌‍​ ‌‍‍ ‌ ​ ​‍‌‌​ ‌‌‌​​‍‌‌ ‌‍‍ ‌‍‌‌‌ ‍‌​‍‌‌​ ​ ‌​‌​​‍‌‌​ ​ ‌​‌​​‍‌‌​ ​‍​ ​‍‌‍​‌‌‍‌‌​ ​‍​ ‌​​ ‌‌​ ‍‌​ ​​‌‍​ ​‍ ‌‌‍‌​​ ​‌​ ‍​​ ​‍​‍ ‌​ ‌​​ ‍​​ ​ ​ ‍​​‍ ‌​ ‍​​ ‌‌​ ‌‌​ ​‌​‍ ‌​ ​ ​ ​‌​ ‍​​ ‍​​ ‍​​ ​ ‌‍​ ​ ‌‍​ ​ ​ ‌‍‌‍​ ‌‍‌​​‍‌‌​ ​‍​ ​‍​‍‌‌​ ‌‌‌​‌​​‍ ‍‌‍​ ‌‍ ‌‍ ​‌ ‌‌‌‍ ‌‌‍ ‍‌ ​ ​‍‌‌​ ‌‌‌​​‍‌‌ ‌‍‍ ‌‍‌‌‌ ‍‌​‍‌‌​ ​ ‌​‌​​‍‌‌​ ​ ‌​‌​​‍‌‌​ ​‍​ ​‍‌‍‌‍​ ​​‌‍‌‍​ ​ ‌‍‌‌​ ​‌​ ‌‌​ ‌‌​ ‍‌​ ​‍​ ‌‍‌‍‌‌​‍‌‌​ ​‍​ ​‍​‍‌‌​ ‌‌‌​‌​​‍ ‍‌‍‍‌‌ ‌​‌‍‌‌‌‍ ‌‌ ​ ​‍‌‌​ ‌‌‌​​‍​ ‌‌​‍‌‌​ ‌‌‌​‌​​ ‌‍​‍‌‍​‌‌ ​ ‌‍‌‌‌‌‌‌‌ ​‍‌‍ ​​ ‌‌‍‍​‌ ‌​‌ ‌​‌ ​​‌ ​ ​‍‌‌​ ​ ‌​​‌​‍‌‌​ ​‍‌​‌‍​‍‌‌​ ​‍‌​‌‍‌‍​ ‌‍ ‌‌ ​ ​‍ ‍‌‍​ ‌‍‌‌‌ ​‍‌ ‌‍‌‍‌‌‌ ​‍‌‍​‌​‍ ‍‌ ​ ‌‍‌‌​‍‌‍‌‍‍‌‌‍‌​​ ‌‌‍‍‌​ ​‌​ ‍​‌‍ ‍​‍ ‍​ ‌​​ ​‌‌‍​ ‌‍​ ‌‍‌‌‌‍‌​‌‍‌​‌‍​‌​‍ ‌​ ‍​​ ​‌‌‍​‍‌‍​‍​‍ ‌​ ‌​‌‍​ ​ ‍‌‌‍‌‌​‍ ‌‌‍​‍‌‍‌‍​ ​ ​ ‍​​‍ ‌​ ​‌‌‍​‌​ ‌‍​ ​‌‌‍‌​​ ‌‍‌‍‌​​ ​‍​ ‌‍‌‍‌‍​ ​ ‌‍​‌​‍ ‍‌‍ ‍‌‍ ​‍‌‍‌ ‌​‌ ‍‌‌ ​​‌‍‌‌​ ‌‌ ​​‌‍​‌‌‍‌ ‌‍‌‌​‍‌‍‌ ​​‌‍​‌‌ ‌​‌‍‍​​ ‌‌‍​‍‌‍ ​‌‍ ‌‍​ ‌‍‍ ‌ ​ ​‍‌‌​ ‌‌‌​​‍‌‌ ‌‍‍ ‌‍‌‌‌ ‍‌​‍‌‌​ ​ ‌​‌​​‍‌‌​ ​ ‌​‌​​‍‌‌​ ​‍​ ​‍‌‍​‌‌‍‌‌​ ​‍​ ‌​​ ‌‌​ ‍‌​ ​​‌‍​ ​‍ ‌‌‍‌​​ ​‌​ ‍​​ ​‍​‍ ‌​ ‌​​ ‍​​ ​ ​ ‍​​‍ ‌​ ‍​​ ‌‌​ ‌‌​ ​‌​‍ ‌​ ​ ​ ​‌​ ‍​​ ‍​​ ‍​​ ​ ‌‍​ ​ ‌‍​ ​ ​ ‌‍‌‍​ ‌‍‌​​‍‌‌​ ​‍​ ​‍​‍‌‌​ ‌‌‌​‌​​‍ ‍‌‍​ ‌‍ ‌‍ ​‌ ‌‌‌‍ ‌‌‍ ‍‌ ​ ​‍‌‌​ ‌‌‌​​‍‌‌ ‌‍‍ ‌‍‌‌‌ ‍‌​‍‌‌​ ​ ‌​‌​​‍‌‌​ ​ ‌​‌​​‍‌‌​ ​‍​ ​‍‌‍‌‍​ ​​‌‍‌‍​ ​ ‌‍‌‌​ ​‌​ ‌‌​ ‌‌​ ‍‌​ ​‍​ ‌‍‌‍‌‌​‍‌‌​ ​‍​ ​‍​‍‌‌​ ‌‌‌​‌​​‍ ‍‌‍‍‌‌ ‌​‌‍‌‌‌‍ ‌‌ ​ ​‍‌‌​ ‌‌‌​​‍​ ‌‌​‍‌‌​ ‌‌‌​‌​​‍‌‍‌ ‌ ‌‍ ‌ ​‍‌‍‍ ‌ ​ ‌ ​​‌‍​‌‌‍​ ‌‍‌‌​ ‌‌ ​​‌ ​‍‌‍ ‌‍‌​‌ ‌‌‌‍​ ‌ ‌​‌‍‍‌‌‍ ‌‍ ‍​‍‌‍‌ ​​‌‍‌‌‌ ​‍‌ ​ ‌ ​​‌‍‌‌‌‍​ ‌ ‌​‌‍‍‌‌ ‌‍‌‍‌‌​ ‌‌ ​​‌ ‌‌‌‍​‍‌‍ ​‌‍‍‌‌ ​ ‌‍‍​‌‍‌‌‌‍‌​​‍​‍‌ ‌
Fremgangsmåte
1. Legg ingefær, fennikel og eple i en råsaftsentrifuge.
2. Tilsett presset sitron, bjørnebær og, hvis du vil booste anissmaken, lakrispulver.
3. Miks i blender med is.
Tilbehør